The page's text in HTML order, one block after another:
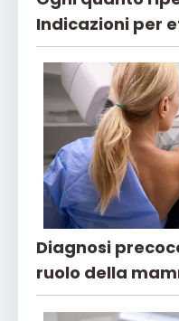
Indicazioni per
Diagnosi
ruolo della